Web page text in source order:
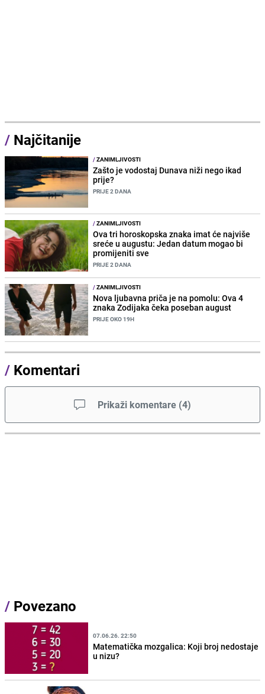
/ Najčitanije
/ZANIMLJIVOSTI
Zašto je vodostaj Dunava niži nego ikad
prije?
PRIJE 2 DANA
/ZANIMLJIVOSTI
Ova tri horoskopska znaka imat će najviše
sreće u augustu: Jedan datum mogao bi
promijeniti sve
PRIJE 2 DANA
/ZANIMLJIVOSTI
Nova ljubavna priča je na pomolu: Ova 4
znaka Zodijaka čeka poseban august
PRIJE OKO 19H
/ Komentari
Prikaži komentare (4)
/ Povezano
07.06.26. 22:50
Matematička mozgalica: Koji broj nedostaje
u nizu?